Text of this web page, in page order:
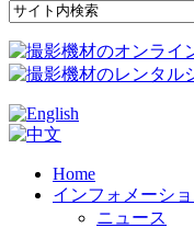
Home
インフォメーシ
ニュース